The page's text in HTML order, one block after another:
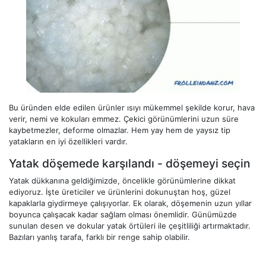
Bu üründen elde edilen ürünler ısıyı mükemmel şekilde korur, hava
verir, nemi ve kokuları emmez. Çekici görünümlerini uzun süre
kaybetmezler, deforme olmazlar. Hem yay hem de yaysız tip
yatakların en iyi özellikleri vardır.
Yatak döşemede karşılandı - döşemeyi seçin
Yatak dükkanına geldiğimizde, öncelikle görünümlerine dikkat
ediyoruz. İşte üreticiler ve ürünlerini dokunuştan hoş, güzel
kapaklarla giydirmeye çalışıyorlar. Ek olarak, döşemenin uzun yıllar
boyunca çalışacak kadar sağlam olması önemlidir. Günümüzde
sunulan desen ve dokular yatak örtüleri ile çeşitliliği artırmaktadır.
Bazıları yanlış tarafa, farklı bir renge sahip olabilir.